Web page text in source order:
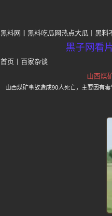
黑料网 黑料吃瓜网热点大瓜 黑料
黑子网看
首页 百家杂谈
山西煤
山西煤矿事故造成90人死亡，主要因有